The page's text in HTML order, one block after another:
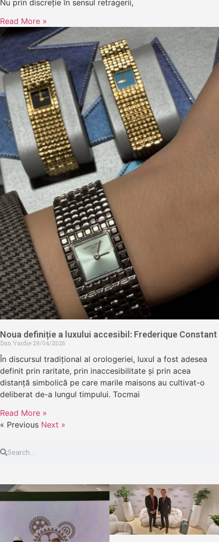
Nu prin discreție în sensul retragerii,
Read More »
Noua definiție a luxului accesibil: Frederique Constant
Dan Vardie 29/04/2026
În discursul tradițional al orologeriei, luxul a fost adesea
definit prin raritate, prin inaccesibilitate și prin acea
distanță simbolică pe care marile maisons au cultivat-o
deliberat de-a lungul timpului. Tocmai
Read More »
« Previous Next »